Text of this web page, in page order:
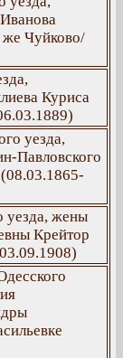
же Чуйково/
Куриса
уезда,
Павловского
уезда, жены
Крейтор